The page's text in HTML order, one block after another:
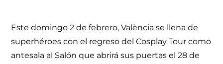
Este domingo 2 de febrero, València se llena de
superhéroes con el regreso del Cosplay Tour como
antesala al Salón que abrirá sus puertas el 28 de